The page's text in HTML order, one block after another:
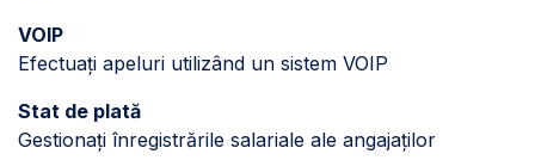
VOIP
Efectuați apeluri utilizând un sistem VOIP
Stat de plată
Gestionați înregistrările salariale ale angajaților